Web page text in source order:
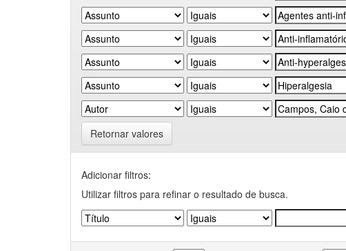
Retornar valores
Adicionar filtros:
Utilizar filtros para refinar o resultado de busca.